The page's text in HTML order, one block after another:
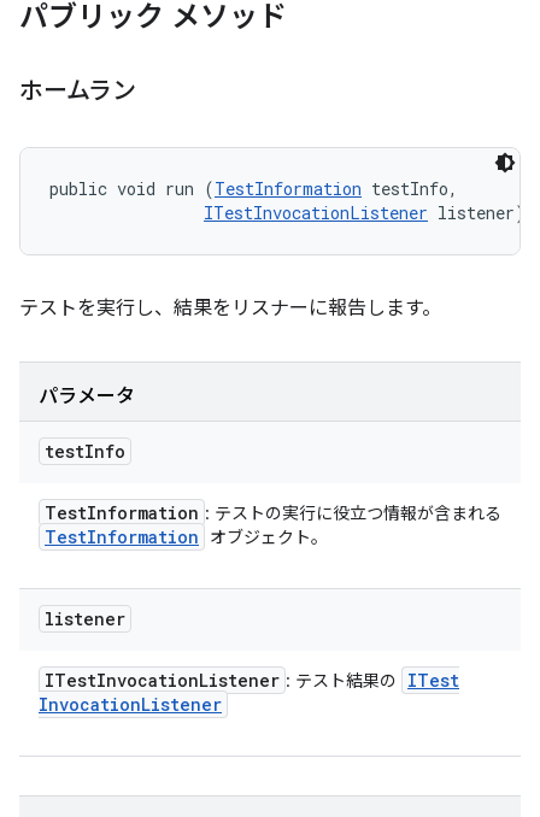
パブリック メソッド
ホームラン
public void run (TestInformation testInfo,
ITestInvocationListener listener)
テストを実行し、結果をリスナーに報告します。
パラメータ
testInfo
TestInformation : テストの実行に役立つ情報が含まれる
TestInformation オブジェクト。
listener
ITestInvocationListener : テスト結果の
ITest
InvocationListener